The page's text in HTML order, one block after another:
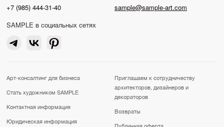
+7 (985) 444-31-40
sample@sample-art.com
SAMPLE в социальных сетях
Арт-консалтинг для бизнеса
Стать художником SAMPLE
Контактная информация
Юридическая информация
Приглашаем к сотрудничеству
архитекторов, дизайнеров и
декораторов
Возвраты
Публичная оферта